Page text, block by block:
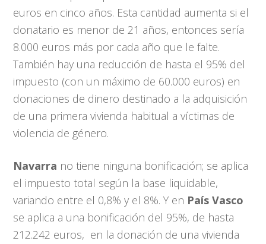
euros en cinco años. Esta cantidad aumenta si el
donatario es menor de 21 años, entonces sería
8.000 euros más por cada año que le falte.
También hay una reducción de hasta el 95% del
impuesto (con un máximo de 60.000 euros) en
donaciones de dinero destinado a la adquisición
de una primera vivienda habitual a víctimas de
violencia de género.
Navarra no tiene ninguna bonificación; se aplica
el impuesto total según la base liquidable,
variando entre el 0,8% y el 8%. Y en País Vasco
se aplica a una bonificación del 95%, de hasta
212.242 euros, en la donación de una vivienda